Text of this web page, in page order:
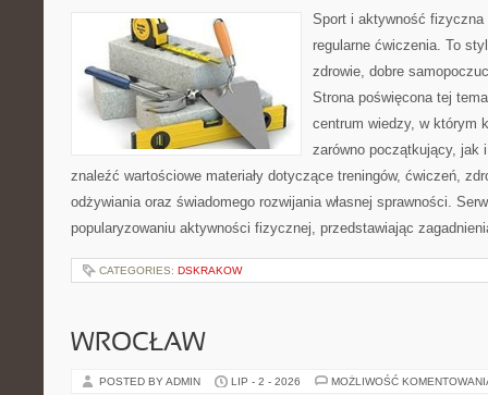
Sport i aktywność
regularne ćwiczenia. To
zdrowie, dobre
Strona poświęcona tej
centrum wiedzy, w którym
zarówno początkujący, jak
znaleźć wartościowe materiały dotyczące treningów, ćwiczeń,
odżywiania oraz świadomego rozwijania własnej sprawności.
popularyzowaniu aktywności fizycznej, przedstawiając
CATEGORIES: DSKRAKOW
WROCŁAW
POSTED BY ADMIN LIP - 2 - 2026 MOŻLIWOŚĆ